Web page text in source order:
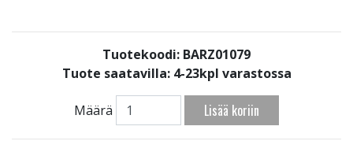
Tuotekoodi: BARZ01079
Tuote saatavilla: 4-23kpl varastossa
Määrä Lisää koriin